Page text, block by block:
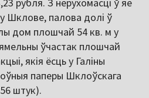
рубля. З нерухомасці ў яе
Шклове, палова долі ў
дом плошчай 54 кв. м у
ўчастак плошчай
якія ёсць у Галіны
паперы Шклоўскага
штук).